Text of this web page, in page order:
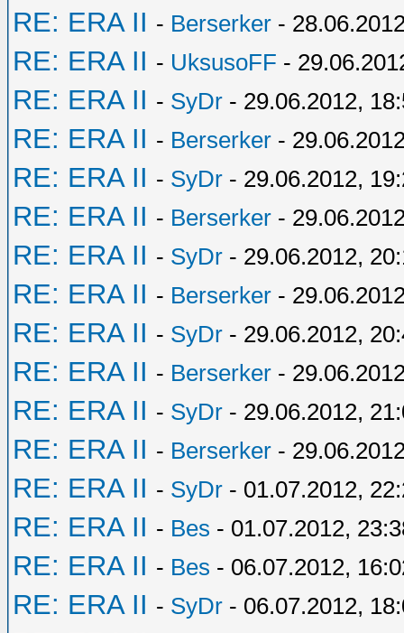
RE: ERA II - Berserker -
RE: ERA II - UksusoFF -
RE: ERA II - SyDr - 29.06.2012,
RE: ERA II - Berserker -
RE: ERA II - SyDr - 29.06.2012,
RE: ERA II - Berserker -
RE: ERA II - SyDr - 29.06.2012,
RE: ERA II - Berserker -
RE: ERA II - SyDr - 29.06.2012,
RE: ERA II - Berserker -
RE: ERA II - SyDr - 29.06.2012,
RE: ERA II - Berserker -
RE: ERA II - SyDr - 01.07.2012,
RE: ERA II - Bes - 01.07.2012,
RE: ERA II - Bes - 06.07.2012,
RE: ERA II - SyDr - 06.07.2012,